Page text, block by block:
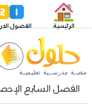
الرئيسية الفصول
الفصل السابع